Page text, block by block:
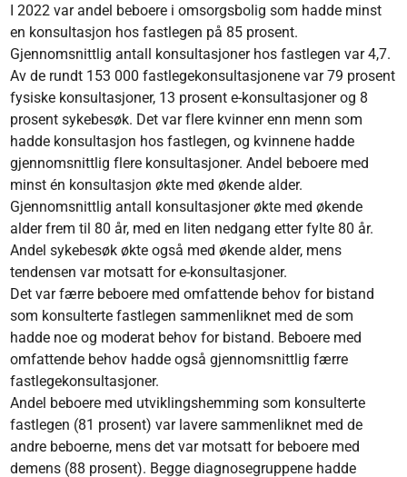
I 2022 var andel beboere i omsorgsbolig som hadde minst
en konsultasjon hos fastlegen på 85 prosent.
Gjennomsnittlig antall konsultasjoner hos fastlegen var 4,7.
Av de rundt 153 000 fastlegekonsultasjonene var 79 prosent
fysiske konsultasjoner, 13 prosent e-konsultasjoner og 8
prosent sykebesøk. Det var flere kvinner enn menn som
hadde konsultasjon hos fastlegen, og kvinnene hadde
gjennomsnittlig flere konsultasjoner. Andel beboere med
minst én konsultasjon økte med økende alder.
Gjennomsnittlig antall konsultasjoner økte med økende
alder frem til 80 år, med en liten nedgang etter fylte 80 år.
Andel sykebesøk økte også med økende alder, mens
tendensen var motsatt for e-konsultasjoner.
Det var færre beboere med omfattende behov for bistand
som konsulterte fastlegen sammenliknet med de som
hadde noe og moderat behov for bistand. Beboere med
omfattende behov hadde også gjennomsnittlig færre
fastlegekonsultasjoner.
Andel beboere med utviklingshemming som konsulterte
fastlegen (81 prosent) var lavere sammenliknet med de
andre beboerne, mens det var motsatt for beboere med
demens (88 prosent). Begge diagnosegruppene hadde